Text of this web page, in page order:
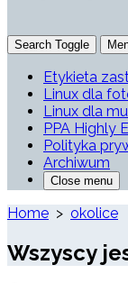
Search Toggle
Etykieta
Linux dla
Linux dla
PPA Highly
Polityka
Archiwum
Close menu
Home > okolice
Wszyscy